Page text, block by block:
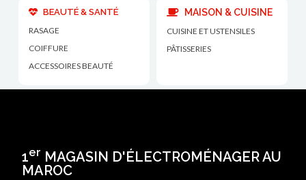
BEAUTÉ & SANTÉ
RASAGE
COIFFURE
ACCESSOIRES BEAUTÉ
MAISON & CUISINE
CUISINE ET USTENSILES
PÂTISSERIES
1er MAGASIN D'ÉLECTROMÉNAGER AU
MAROC